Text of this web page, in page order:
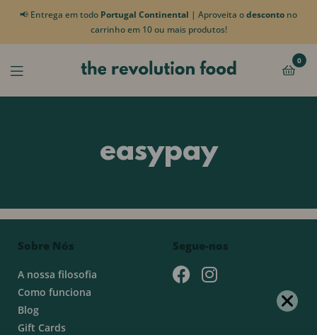
📢 Entrega em todo Portugal Continental | Aproveita odesconto no
carrinho em 10 ou mais produtos!
0
easypay
Sobre Nós
A nossa filosofia
Como funciona
Blog
Gift Cards
Segue-nos